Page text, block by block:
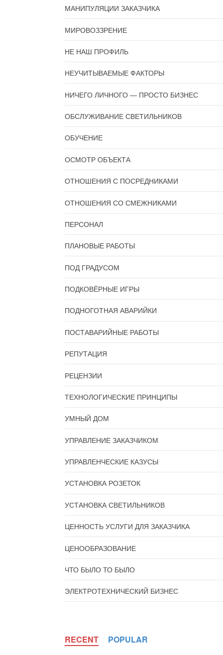
МАНИПУЛЯЦИИ ЗАКАЗЧИКА
МИРОВОЗЗРЕНИЕ
НЕ НАШ ПРОФИЛЬ
НЕУЧИТЫВАЕМЫЕ ФАКТОРЫ
НИЧЕГО ЛИЧНОГО — ПРОСТО БИЗНЕС
ОБСЛУЖИВАНИЕ СВЕТИЛЬНИКОВ
ОБУЧЕНИЕ
ОСМОТР ОБЪЕКТА
ОТНОШЕНИЯ С ПОСРЕДНИКАМИ
ОТНОШЕНИЯ СО СМЕЖНИКАМИ
ПЕРСОНАЛ
ПЛАНОВЫЕ РАБОТЫ
ПОД ГРАДУСОМ
ПОДКОВЁРНЫЕ ИГРЫ
ПОДНОГОТНАЯ АВАРИЙКИ
ПОСТАВАРИЙНЫЕ РАБОТЫ
РЕПУТАЦИЯ
РЕЦЕНЗИИ
ТЕХНОЛОГИЧЕСКИЕ ПРИНЦИПЫ
УМНЫЙ ДОМ
УПРАВЛЕНИЕ ЗАКАЗЧИКОМ
УПРАВЛЕНЧЕСКИЕ КАЗУСЫ
УСТАНОВКА РОЗЕТОК
УСТАНОВКА СВЕТИЛЬНИКОВ
ЦЕННОСТЬ УСЛУГИ ДЛЯ ЗАКАЗЧИКА
ЦЕНООБРАЗОВАНИЕ
ЧТО БЫЛО ТО БЫЛО
ЭЛЕКТРОТЕХНИЧЕСКИЙ БИЗНЕС
RECENT POPULAR